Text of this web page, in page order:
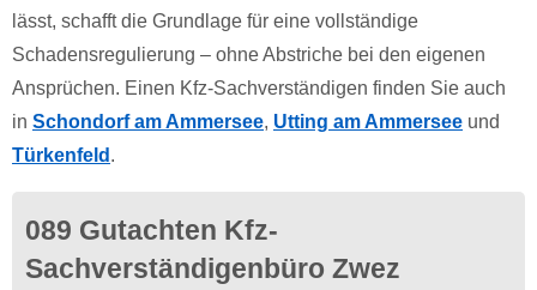
lässt, schafft die Grundlage für eine vollständige
Schadensregulierung – ohne Abstriche bei den eigenen
Ansprüchen. Einen Kfz-Sachverständigen finden Sie auch
in Schondorf am Ammersee, Utting am Ammersee und
Türkenfeld .
089 Gutachten Kfz-
Sachverständigenbüro Zwez